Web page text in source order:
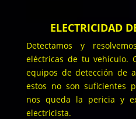
ELECTRICIDAD
Detectamos y
eléctricas de tu vehículo.
equipos de detección de
estos no son suficientes
nos queda la pericia y
electricista.